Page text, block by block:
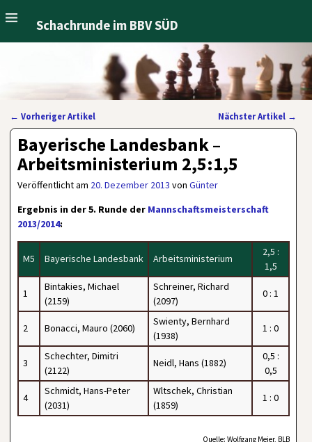
Schachrunde im BBV SÜD
Artikelnavigation
← Vorheriger Artikel Nächster Artikel →
Bayerische Landesbank –
Arbeitsministerium 2,5:1,5
Veröffentlicht am 20. Dezember 2013 vonGünter
Ergebnis in der 5. Runde der Mannschaftsmeisterschaft
2013/2014:
M5 Bayerische Landesbank Arbeitsministerium
2,5 :
1,5
1
Bintakies, Michael
(2159)
Schreiner, Richard
(2097)
0 : 1
2 Bonacci, Mauro (2060)
Swienty, Bernhard
(1938)
1 : 0
3
Schechter, Dimitri
(2122)
Neidl, Hans (1882)
0,5 :
0,5
4
Schmidt, Hans-Peter
(2031)
Wltschek, Christian
(1859)
1 : 0
Quelle: Wolfgang Meier, BLB